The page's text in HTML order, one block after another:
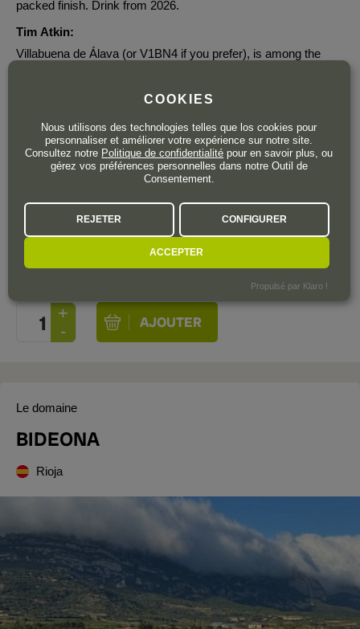
packed finish. Drink from 2026.
Tim Atkin:
Villabuena de Álava (or V1BN4 if you prefer), is among the
this is engagingly, ethereally perfumed, with notes of mountain
herbs and Asian spices, juicy redcurrant and summer pudding
flavours and a touch of oak sweetness. 2026-32
32,50 €
Bouteille 75 cl| 43,33 € / Litre
Le domaine
BIDEONA
Rioja
COOKIES
Nous utilisons des technologies telles que los cookies pour
personnaliser et améliorer votre expérience sur notre site.
Consultez notre Politique de confidentialité pour en savoir plus, ou
gérez vos préférences personnelles dans notre Outil de
Consentement.
REJETER CONFIGURER
ACCEPTER
Propulsé par Klaro !